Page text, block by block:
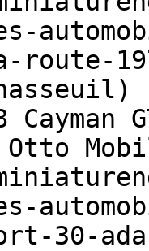
route-
Otto
30-